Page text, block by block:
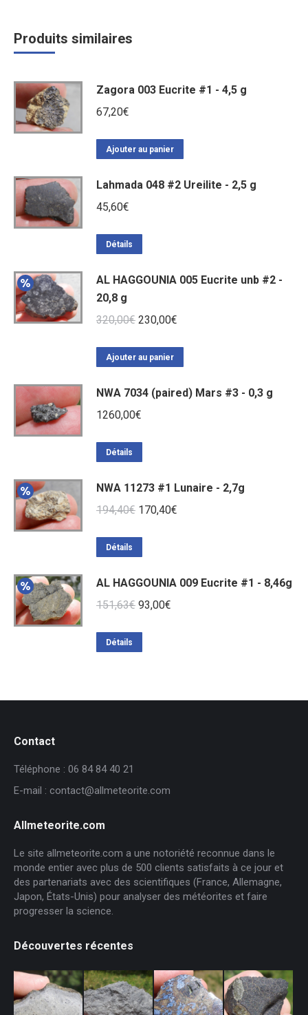
Produits similaires
Zagora 003 Eucrite #1 - 4,5 g
67,20€
Ajouter au panier
Lahmada 048 #2 Ureilite - 2,5 g
45,60€
Détails
AL HAGGOUNIA 005 Eucrite unb #2 -
20,8 g
320,00€ Le
initial
320,00€.
230,00€
230,00€.
Ajouter au panier
NWA 7034 (paired) Mars #3 - 0,3 g
1260,00€
Détails
NWA 11273 #1 Lunaire - 2,7g
194,40€ Le
194,40€.
170,40€
170,40€.
Détails
AL HAGGOUNIA 009 Eucrite #1 - 8,46g
151,63€ Le
93,00€
Détails
Contact
Téléphone : 06 84 84 40 21
E-mail : contact@allmeteorite.com
Allmeteorite.com
Le site allmeteorite.com a une notoriété reconnue dans le
monde entier avec plus de 500 clients satisfaits à ce jour et
des partenariats avec des scientifiques (France, Allemagne,
Japon, États-Unis) pour analyser des météorites et faire
progresser la science.
Découvertes récentes